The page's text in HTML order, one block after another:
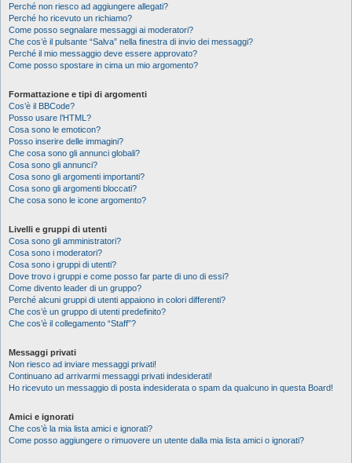
Perché non riesco ad aggiungere allegati?
Perché ho ricevuto un richiamo?
Come posso segnalare messaggi ai moderatori?
Che cos’è il pulsante “Salva” nella finestra di invio dei messaggi?
Perché il mio messaggio deve essere approvato?
Come posso spostare in cima un mio argomento?
Formattazione e tipi di argomenti
Cos’è il BBCode?
Posso usare l’HTML?
Cosa sono le emoticon?
Posso inserire delle immagini?
Che cosa sono gli annunci globali?
Cosa sono gli annunci?
Cosa sono gli argomenti importanti?
Cosa sono gli argomenti bloccati?
Che cosa sono le icone argomento?
Livelli e gruppi di utenti
Cosa sono gli amministratori?
Cosa sono i moderatori?
Cosa sono i gruppi di utenti?
Dove trovo i gruppi e come posso far parte di uno di essi?
Come divento leader di un gruppo?
Perché alcuni gruppi di utenti appaiono in colori differenti?
Che cos’è un gruppo di utenti predefinito?
Che cos’è il collegamento “Staff”?
Messaggi privati
Non riesco ad inviare messaggi privati!
Continuano ad arrivarmi messaggi privati indesiderati!
Ho ricevuto un messaggio di posta indesiderata o spam da qualcuno in questa Board!
Amici e ignorati
Che cos’è la mia lista amici e ignorati?
Come posso aggiungere o rimuovere un utente dalla mia lista amici o ignorati?